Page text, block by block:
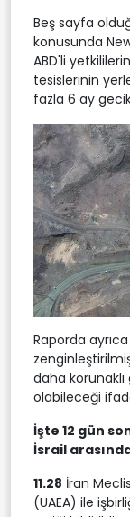
Beş sayfa
konusunda
ABD'li
tesislerinin
fazla 6 ay
Raporda ayrıca
daha korunaklı
olabileceği
İşte 12 gün
İsrail
11.28 İran
(UAEA) ile